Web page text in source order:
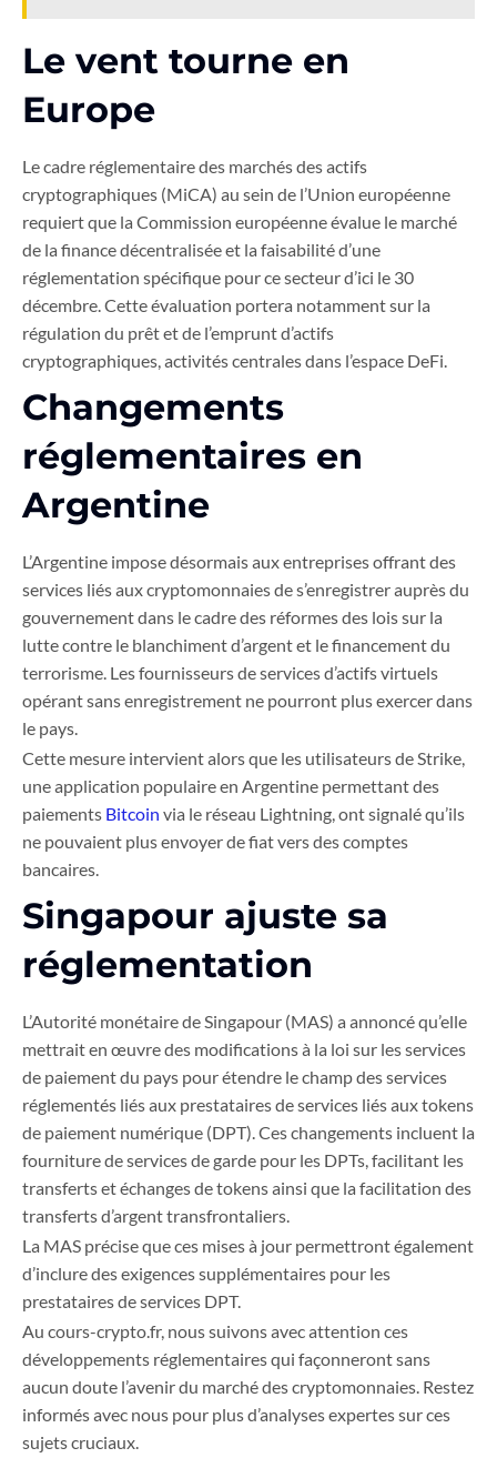
Le vent tourne en
Europe
Le cadre réglementaire des marchés des actifs
cryptographiques (MiCA) au sein de l’Union européenne
requiert que la Commission européenne évalue le marché
de la finance décentralisée et la faisabilité d’une
réglementation spécifique pour ce secteur d’ici le 30
décembre. Cette évaluation portera notamment sur la
régulation du prêt et de l’emprunt d’actifs
cryptographiques, activités centrales dans l’espace DeFi.
Changements
réglementaires en
Argentine
L’Argentine impose désormais aux entreprises offrant des
services liés aux cryptomonnaies de s’enregistrer auprès du
gouvernement dans le cadre des réformes des lois sur la
lutte contre le blanchiment d’argent et le financement du
terrorisme. Les fournisseurs de services d’actifs virtuels
opérant sans enregistrement ne pourront plus exercer dans
le pays.
Cette mesure intervient alors que les utilisateurs de Strike,
une application populaire en Argentine permettant des
paiements Bitcoin via le réseau Lightning, ont signalé qu’ils
ne pouvaient plus envoyer de fiat vers des comptes
bancaires.
Singapour ajuste sa
réglementation
L’Autorité monétaire de Singapour (MAS) a annoncé qu’elle
mettrait en œuvre des modifications à la loi sur les services
de paiement du pays pour étendre le champ des services
réglementés liés aux prestataires de services liés aux tokens
de paiement numérique (DPT). Ces changements incluent la
fourniture de services de garde pour les DPTs, facilitant les
transferts et échanges de tokens ainsi que la facilitation des
transferts d’argent transfrontaliers.
La MAS précise que ces mises à jour permettront également
d’inclure des exigences supplémentaires pour les
prestataires de services DPT.
Au cours-crypto.fr, nous suivons avec attention ces
développements réglementaires qui façonneront sans
aucun doute l’avenir du marché des cryptomonnaies. Restez
informés avec nous pour plus d’analyses expertes sur ces
sujets cruciaux.